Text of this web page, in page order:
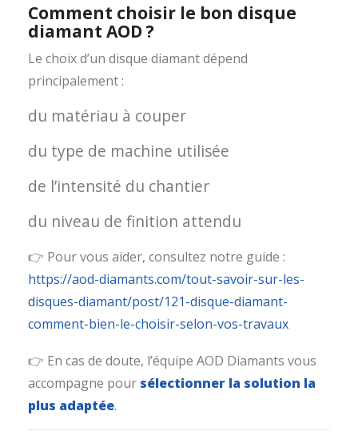
Comment choisir le bon disque
diamant AOD ?
Le choix d’un disque diamant dépend
principalement :
du matériau à couper
du type de machine utilisée
de l’intensité du chantier
du niveau de finition attendu
👉 Pour vous aider, consultez notre guide :
https://aod-diamants.com/tout-savoir-sur-les-
disques-diamant/post/121-disque-diamant-
comment-bien-le-choisir-selon-vos-travaux
👉 En cas de doute, l’équipe AOD Diamants vous
accompagne pour sélectionner la solution la
plus adaptée.